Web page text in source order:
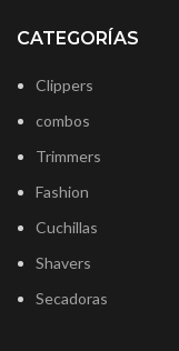
CATEGORÍAS
Clippers
combos
Trimmers
Fashion
Cuchillas
Shavers
Secadoras